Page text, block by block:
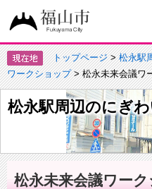
トップページ>松永駅
ワークショップ> 松永未来会議ワ
松永駅周辺のにぎ
松永未来会議ワー